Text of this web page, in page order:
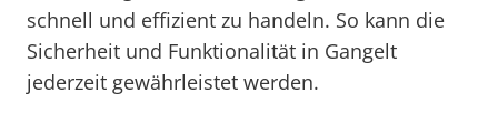
schnell und effizient zu handeln. So kann die
Sicherheit und Funktionalität in Gangelt
jederzeit gewährleistet werden.